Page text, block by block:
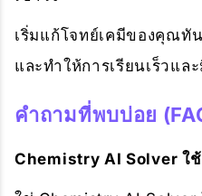
เริ่มแก้โจทย์เคมีของคุณทั
และทำให้การเรียนเร็วแ
คำถามที่พบบ่อย
Chemistry AI Solver ใ